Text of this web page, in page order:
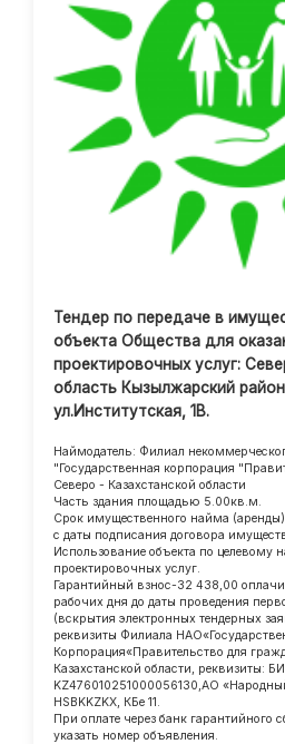
Тендер по передаче в
объекта Общества для
проектировочных услуг:
область Кызылжарский
ул.Институтская, 1В.
Наймодатель: Филиал
"Государственная корпорация
Северо - Казахстанской области
Часть здания площадью 5.00кв.м.
Срок имущественного найма (аренды)
с даты подписания договора
Использование объекта по целевому
проектировочных услуг.
Гарантийный взнос-32 438,00
рабочих дня до даты проведения
(вскрытия электронных тендерных
реквизиты Филиала
Корпорация«Правительство для
Казахстанской области, реквизиты:
KZ476010251000056130,АО
HSBKKZKX, КБе 11.
При оплате через банк
указать номер объявления.